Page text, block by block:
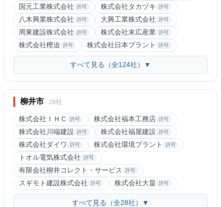
国元工業株式会社 許可 株式会社タカヅキ 許可
八木興業株式会社 許可 大興工業株式会社 許可
周東建設株式会社 許可 株式会社末広産業 許可
株式会社樫迫 許可 株式会社日本プラント 許可
すべて見る（全124社）▼
柳井市 28社
株式会社ＩＨＣ 許可 株式会社福本工務店 許可
株式会社川端建設 許可 株式会社福屋建設 許可
株式会社ダイワ 許可 株式会社環境プラント 許可
トオル電気株式会社 許可
有限会社柳井コレクト・サービス 許可
スギモト建設株式会社 許可 株式会社大畠 許可
すべて見る（全28社）▼